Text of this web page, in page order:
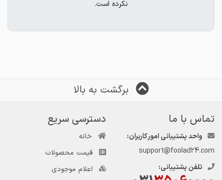
نکرده است.
برگشت به بالا
تماس با ما
واحد پشتیبانی امور کاربران:
support@foolad24.com
تلفن پشتیبانی:
دسترسی سریع
خانه
قیمت محصولات
اعلام موجودی